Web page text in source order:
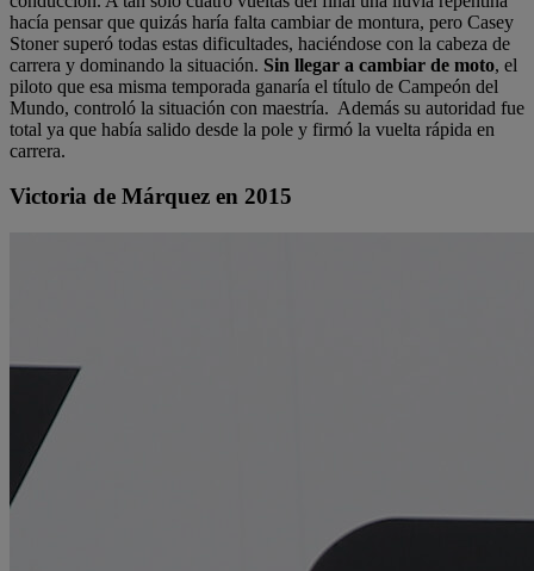
hacía pensar que quizás haría falta cambiar de montura, pero Casey
Stoner superó todas estas dificultades, haciéndose con la cabeza de
carrera y dominando la situación. Sin llegar a cambiar de moto, el
piloto que esa misma temporada ganaría el título de Campeón del
Mundo, controló la situación con maestría. Además su autoridad fue
total ya que había salido desde la pole y firmó la vuelta rápida en
carrera.
Victoria de Márquez en 2015